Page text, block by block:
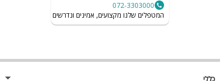
072-3303000
המטפלים שלנו מקצועים, אמינים ונדרשים לשמור על רמת
כללי